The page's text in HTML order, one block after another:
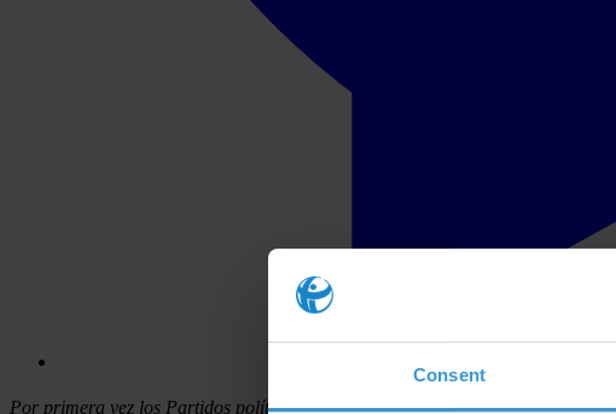
Consent
Por primera vez los Partidos políticos fueron evaluados en el nivel de acceso